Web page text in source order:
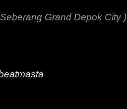
Grand Depok City )